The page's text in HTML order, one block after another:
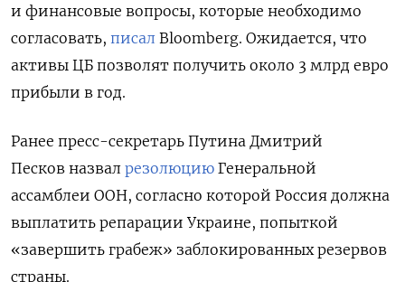
и финансовые вопросы, которые необходимо
согласовать, писал Bloomberg. Ожидается, что
активы ЦБ позволят получить около 3 млрд евро
прибыли в год.
Ранее пресс-секретарь Путина Дмитрий
Песков назвал резолюцию Генеральной
ассамблеи ООН, согласно которой Россия должна
выплатить репарации Украине, попыткой
«завершить грабеж» заблокированных резервов
страны.